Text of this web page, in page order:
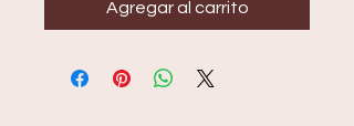
Agregar al carrito